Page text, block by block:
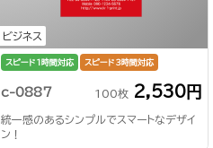
ビジネス
スピード1時間対応 スピード3時間対応
c-0887 100枚 2,530円
統一感のあるシンプルでスマートなデザイ
ン！